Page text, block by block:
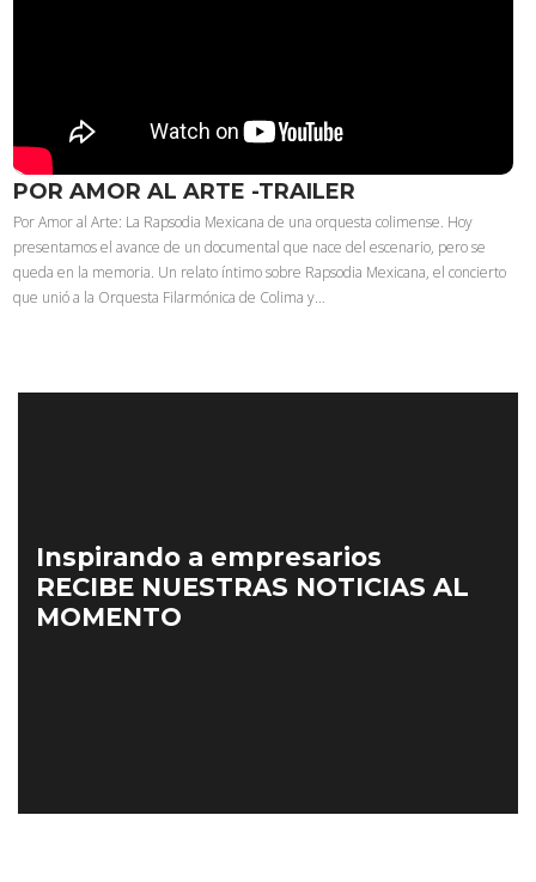
POR AMOR AL ARTE -TRAILER
Por Amor al Arte: La Rapsodia Mexicana de una orquesta colimense. Hoy
presentamos el avance de un documental que nace del escenario, pero se
queda en la memoria. Un relato íntimo sobre Rapsodia Mexicana, el concierto
que unió a la Orquesta Filarmónica de Colima y…
Inspirando a empresarios
RECIBE NUESTRAS NOTICIAS AL
MOMENTO